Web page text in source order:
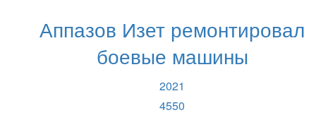
Аппазов Изет ремонтировал
боевые машины
2021
4550